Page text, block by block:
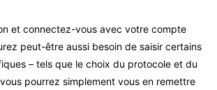
et connectez-vous avec votre compte
peut-être aussi besoin de saisir certains
– tels que le choix du protocole et du
pourrez simplement vous en remettre